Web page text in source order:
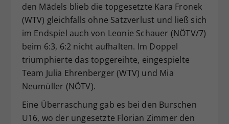
den Mädels blieb die topgesetzte Kara Fronek
(WTV) gleichfalls ohne Satzverlust und ließ sich
im Endspiel auch von Leonie Schauer (NÖTV/7)
beim 6:3, 6:2 nicht aufhalten. Im Doppel
triumphierte das topgereihte, eingespielte
Team Julia Ehrenberger (WTV) und Mia
Neumüller (NÖTV).
Eine Überraschung gab es bei den Burschen
U16, wo der ungesetzte Florian Zimmer den